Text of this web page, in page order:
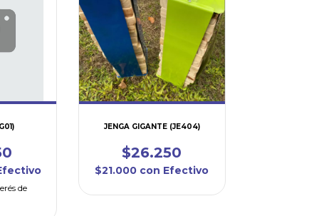
de
JENGA GIGANTE (JE404)
$26.250
$21.000 con Efectivo